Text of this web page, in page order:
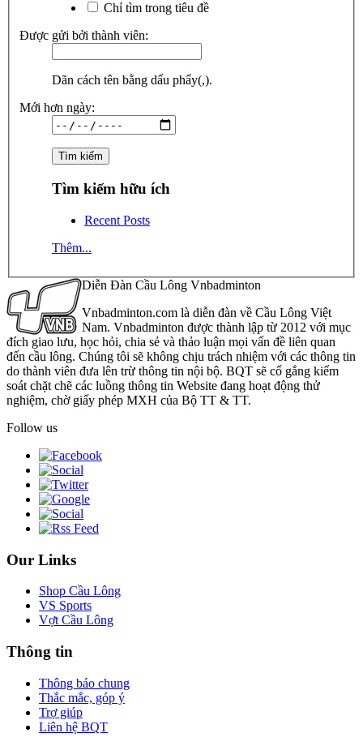
Chỉ tìm trong tiêu đề
Được gửi bởi thành viên:
Dãn cách tên bằng dấu phẩy(,).
Mới hơn ngày:
Tìm kiếm hữu ích
Recent Posts
Thêm...
Diễn Đàn Cầu Lông Vnbadminton
Vnbadminton.com là diễn đàn về Cầu Lông Việt
Nam. Vnbadminton được thành lập từ 2012 với mục
đích giao lưu, học hỏi, chia sẻ và thảo luận mọi vấn đề liên quan
đến cầu lông. Chúng tôi sẽ không chịu trách nhiệm với các thông tin
do thành viên đưa lên trừ thông tin nội bộ. BQT sẽ cố gắng kiểm
soát chặt chẽ các luồng thông tin Website đang hoạt động thử
nghiệm, chờ giấy phép MXH của Bộ TT & TT.
Follow us
Our Links
Shop Cầu Lông
VS Sports
Vợt Cầu Lông
Thông tin
Thông báo chung
Thắc mắc, góp ý
Trợ giúp
Liên hệ BQT